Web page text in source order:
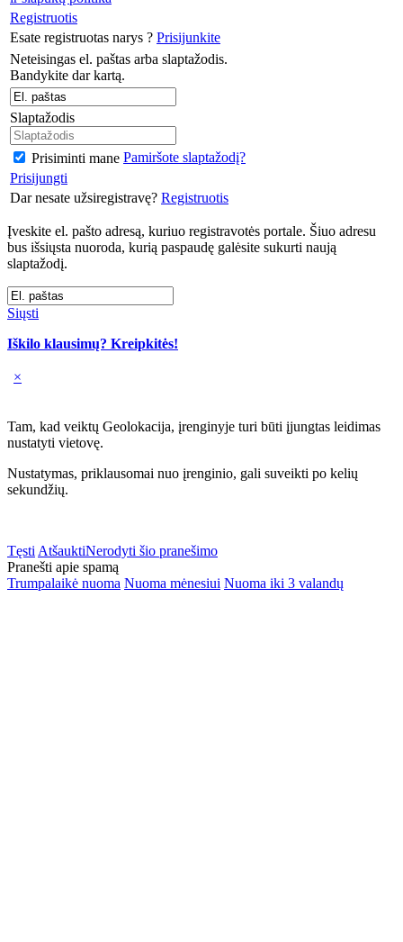
Registruotis
Esate registruotas narys ? Prisijunkite
Neteisingas el. paštas arba slaptažodis.
Bandykite dar kartą.
Slaptažodis
Prisiminti mane Pamiršote slaptažodį?
Prisijungti
Dar nesate užsiregistravę? Registruotis
Įveskite el. pašto adresą, kuriuo registravotės portale. Šiuo adresu
bus išsiųsta nuoroda, kurią paspaudę galėsite sukurti naują
slaptažodį.
Siųsti
Iškilo klausimų? Kreipkitės!
×
Tam, kad veiktų Geolokacija, įrenginyje turi būti įjungtas leidimas
nustatyti vietovę.
Nustatymas, priklausomai nuo įrenginio, gali suveikti po kelių
sekundžių.
Tęsti AtšauktiNerodyti šio pranešimo
Pranešti apie spamą
Trumpalaikė nuoma Nuoma mėnesiui Nuoma iki 3 valandų